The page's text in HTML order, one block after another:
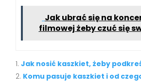
Jak ubrać się na
filmowej żeby czuć się
Jak nosić kaszkiet, żeby
Komu pasuje kaszkiet i od